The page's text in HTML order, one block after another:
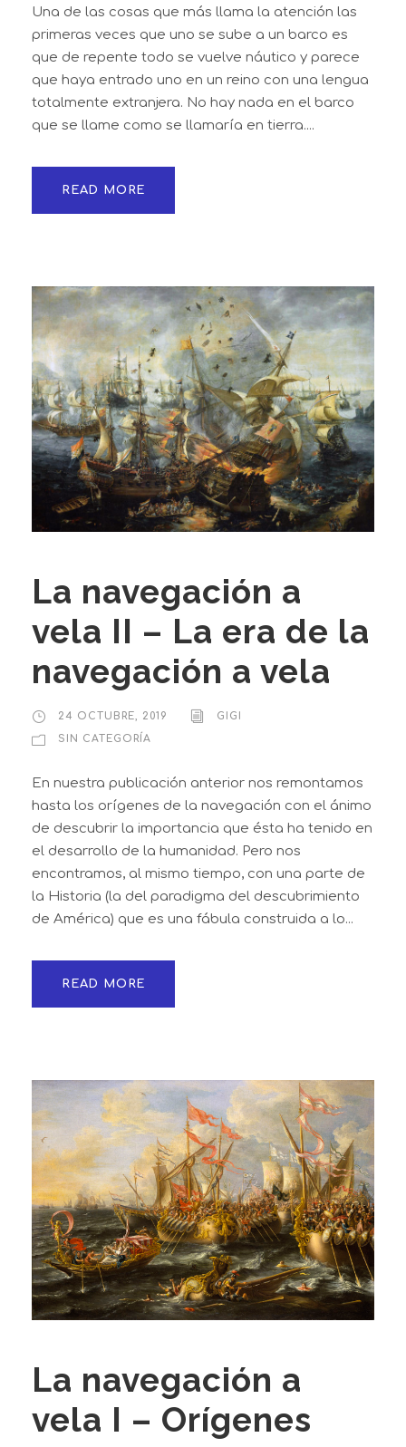
Una de las cosas que más llama la atención las
primeras veces que uno se sube a un barco es
que de repente todo se vuelve náutico y parece
que haya entrado uno en un reino con una lengua
totalmente extranjera. No hay nada en el barco
que se llame como se llamaría en tierra....
READ MORE
La navegación a
vela II – La era de la
navegación a vela
24 OCTUBRE, 2019
GIGI
SIN CATEGORÍA
En nuestra publicación anterior nos remontamos
hasta los orígenes de la navegación con el ánimo
de descubrir la importancia que ésta ha tenido en
el desarrollo de la humanidad. Pero nos
encontramos, al mismo tiempo, con una parte de
la Historia (la del paradigma del descubrimiento
de América) que es una fábula construida a lo...
READ MORE
La navegación a
vela I – Orígenes